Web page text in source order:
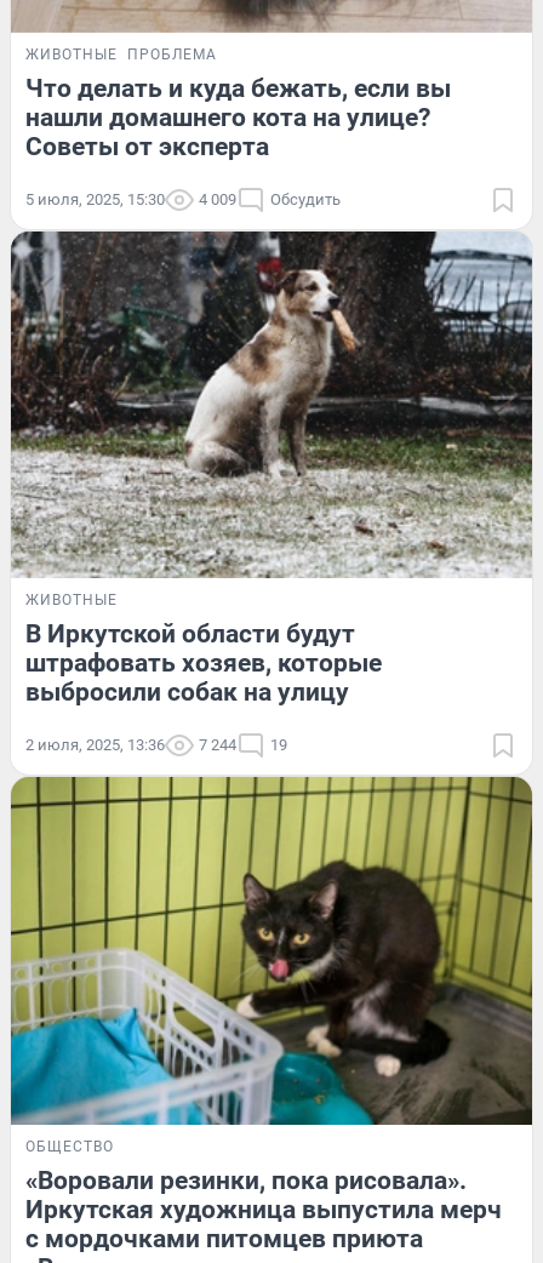
ЖИВОТНЫЕ ПРОБЛЕМА
Что делать и куда бежать, если вы
нашли домашнего кота на улице?
Советы от эксперта
5 июля, 2025, 15:30 4 009 Обсудить
ЖИВОТНЫЕ
В Иркутской области будут
штрафовать хозяев, которые
выбросили собак на улицу
2 июля, 2025, 13:36 7 244 19
ОБЩЕСТВО
«Воровали резинки, пока рисовала».
Иркутская художница выпустила мерч
с мордочками питомцев приюта